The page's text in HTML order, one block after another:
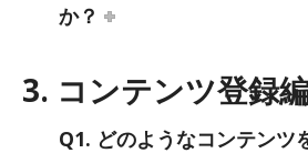
か？
3. コンテンツ登録
Q1. どのようなコンテンツ